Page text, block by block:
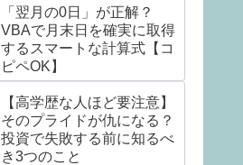
「翌月の0日」が正解？
VBAで月末日を確実に取得
するスマートな計算式【コ
ピペOK】
【高学歴な人ほど要注意】
そのプライドが仇になる？
投資で失敗する前に知るべ
き3つのこと